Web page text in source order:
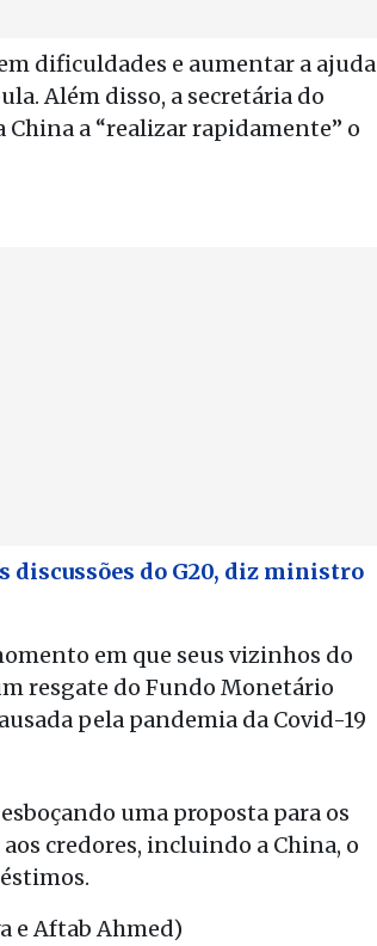
dificuldades e aumentar a ajuda
Além disso, a secretária do
China a “realizar rapidamente” o
discussões do G20, diz ministro
em que seus vizinhos do
resgate do Fundo Monetário
pela pandemia da Covid-19
uma proposta para os
credores, incluindo a China, o
e Aftab Ahmed)